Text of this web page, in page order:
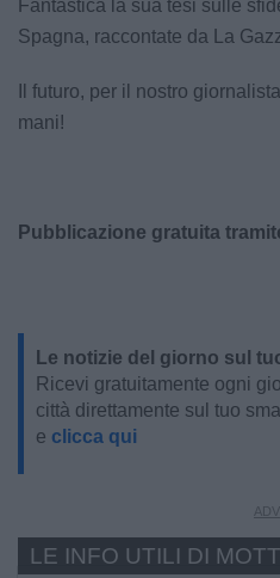
Fantastica la sua tesi sulle
Spagna, raccontate da La
Il futuro, per il nostro
mani!
Pubblicazione gratuita
Le notizie del giorno sul
Ricevi gratuitamente ogni
città direttamente sul tuo
e clicca qui
LE INFO UTILI DI